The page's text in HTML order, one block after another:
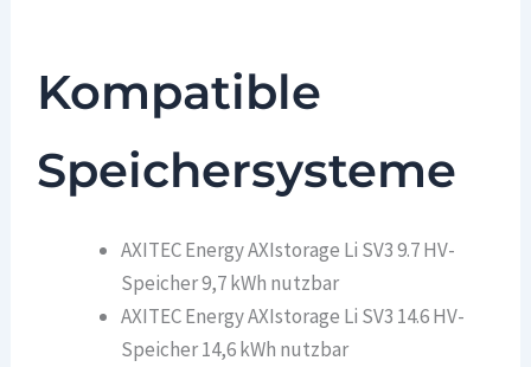
Kompatible
Speichersysteme
AXITEC Energy AXIstorage Li SV3 9.7 HV-
Speicher 9,7 kWh nutzbar
AXITEC Energy AXIstorage Li SV3 14.6 HV-
Speicher 14,6 kWh nutzbar